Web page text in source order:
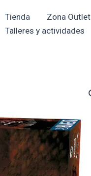
Tienda Zona Outlet
Talleres y actividades